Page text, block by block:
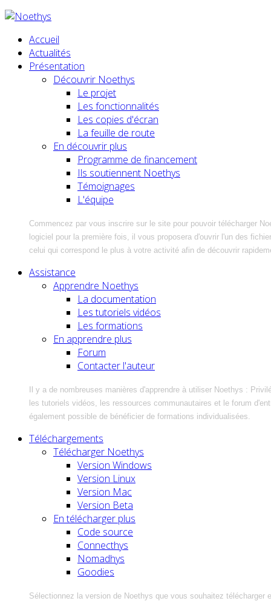
Accueil
Actualités
Présentation
Découvrir Noethys
Le projet
Les fonctionnalités
Les copies d'écran
La feuille de route
En découvrir plus
Programme de financement
Ils soutiennent Noethys
Témoignages
L'équipe
Commencez par vous inscrire sur le site pour pouvoir télécharger
logiciel pour la première fois, il vous proposera d'ouvrir l'un des
celui qui correspond le plus à votre activité afin de découvrir
Assistance
Apprendre Noethys
La documentation
Les tutoriels vidéos
Les formations
En apprendre plus
Forum
Contacter l'auteur
Il y a de nombreuses manières d'apprendre à utiliser Noethys :
les tutoriels vidéos, les ressources communautaires et le forum
également possible de bénéficier de formations individualisées.
Téléchargements
Télécharger Noethys
Version Windows
Version Linux
Version Mac
Version Beta
En télécharger plus
Code source
Connecthys
Nomadhys
Goodies
Sélectionnez la version de Noethys que vous souhaitez télécharger